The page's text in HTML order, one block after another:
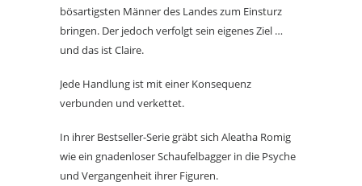
bösartigsten Männer des Landes zum Einsturz
bringen. Der jedoch verfolgt sein eigenes Ziel …
und das ist Claire.
Jede Handlung ist mit einer Konsequenz
verbunden und verkettet.
In ihrer Bestseller-Serie gräbt sich Aleatha Romig
wie ein gnadenloser Schaufelbagger in die Psyche
und Vergangenheit ihrer Figuren.